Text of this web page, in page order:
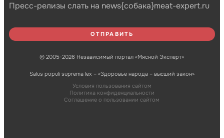
Пресс-релизы слать на news{собака}meat-expert.ru
© 2005-2026 Независимый портал «Мясной Эксперт»
Salus populi suprema lex – «Здоровье народа – высший закон»
Условия пользования сайтом
Политика конфиденциальности
Соглашение о пользовании сайтом